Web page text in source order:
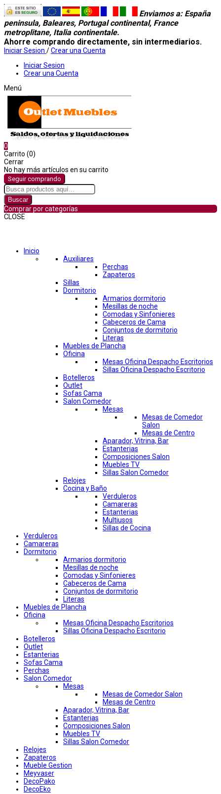
Enviamos a: España
peninsula, Baleares, Portugal continental, France
metroplitane, Italia continentale.
Ahorre comprando directamente, sin intermediarios.
Iniciar Sesion /Crear una Cuenta
Iniciar Sesion
Crear una Cuenta
Menú
0
Carrito (0)
Cerrar
No hay más artículos en su carrito
Seguir comprando
Buscar
Comprar por categorías
CLOSE
Inicio
Auxiliares
Perchas
Zapateros
Sillas
Dormitorio
Armarios dormitorio
Mesillas de noche
Comodas y Sinfonieres
Cabeceros de Cama
Conjuntos de dormitorio
Literas
Muebles de Plancha
Oficina
Mesas Oficina Despacho Escritorios
Sillas Oficina Despacho Escritorio
Botelleros
Outlet
Sofas Cama
Salon Comedor
Mesas
Mesas de Comedor
Salon
Mesas de Centro
Aparador, Vitrina, Bar
Estanterias
Composiciones Salon
Muebles TV
Sillas Salon Comedor
Relojes
Cocina y Baño
Verduleros
Camareras
Estanterias
Multiusos
Sillas de Cocina
Verduleros
Camareras
Dormitorio
Armarios dormitorio
Mesillas de noche
Comodas y Sinfonieres
Cabeceros de Cama
Conjuntos de dormitorio
Literas
Muebles de Plancha
Oficina
Mesas Oficina Despacho Escritorios
Sillas Oficina Despacho Escritorio
Botelleros
Outlet
Estanterias
Sofas Cama
Perchas
Salon Comedor
Mesas
Mesas de Comedor Salon
Mesas de Centro
Aparador, Vitrina, Bar
Estanterias
Composiciones Salon
Muebles TV
Sillas Salon Comedor
Relojes
Zapateros
Mueble Gestion
Meyvaser
DecoPako
DecoEko